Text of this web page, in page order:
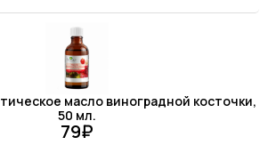
масло виноградной косточки,
50 мл.
79₽